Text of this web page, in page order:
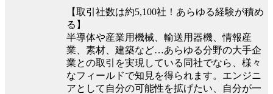
【取引社数は約5,100社！あらゆる経験が積め
る】
半導体や産業用機械、輸送用器機、情報産
業、素材、建築など…あらゆる分野の大手企
業との取引を実現している同社でなら、様々
なフィールドで知見を得られます。エンジニ
アとして自分の可能性を拡げたい、自分が一